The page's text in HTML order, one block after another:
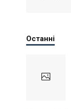
Останні